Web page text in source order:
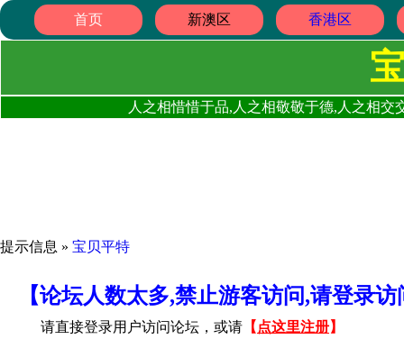
首页 新澳区 香港区
人之相惜惜于品,人之相敬敬于德,人之相
提示信息 » 宝贝平特
【论坛人数太多,禁止游客访问,请登录
请直接登录用户访问论坛，或请 【 点这里注册】